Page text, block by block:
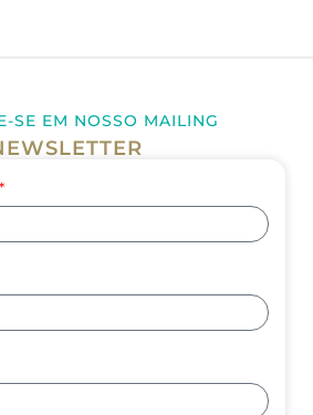
SE EM NOSSO MAILING